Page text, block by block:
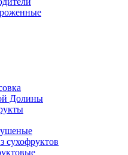
Долины
сухофруктов